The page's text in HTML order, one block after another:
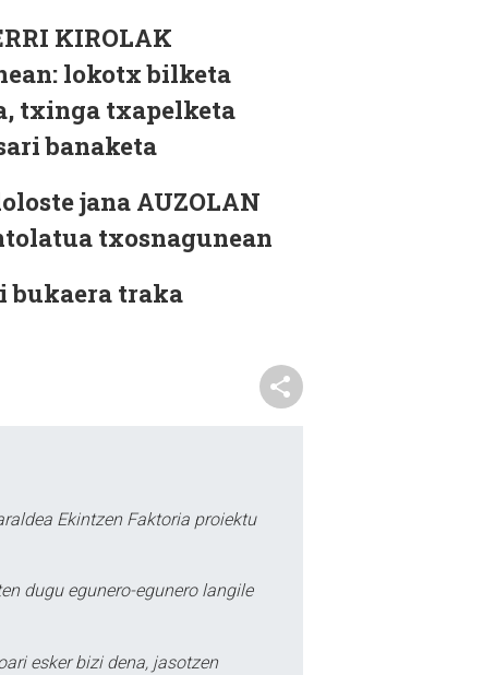
KIROLAK
lokotx bilketa
txinga txapelketa
banaketa
jana AUZOLAN
txosnagunean
bukaera traka
Ekintzen Faktoria proiektu
dugu egunero-egunero langile
esker bizi dena, jasotzen